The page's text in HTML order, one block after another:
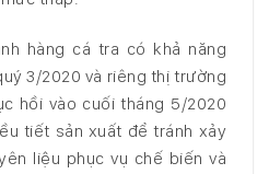
hàng cá tra có khả năng
3/2020 và riêng thị trường
hồi vào cuối tháng 5/2020
tiết sản xuất để tránh xảy
liệu phục vụ chế biến và